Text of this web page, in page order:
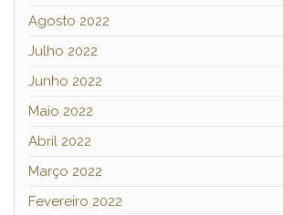
Agosto 2022
Julho 2022
Junho 2022
Maio 2022
Abril 2022
Março 2022
Fevereiro 2022